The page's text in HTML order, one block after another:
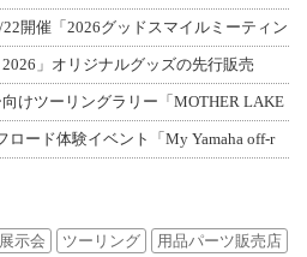
開催「2026グッドスマイルミーティン
2026」オリジナルグッズの先行販売
けツーリングラリー「MOTHER LAKE
ロード体験イベント「My Yamaha off-r
展示会 ツーリング
用品パーツ販売店